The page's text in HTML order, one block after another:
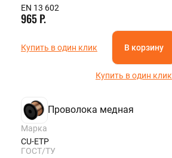
EN 13 602
965 Р.
Купить в один клик В корзину
Купить в один клик
Проволока медная
Марка
CU-ETP
ГОСТ/ТУ